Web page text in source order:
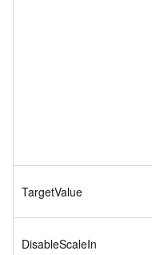
TargetValue
DisableScaleIn